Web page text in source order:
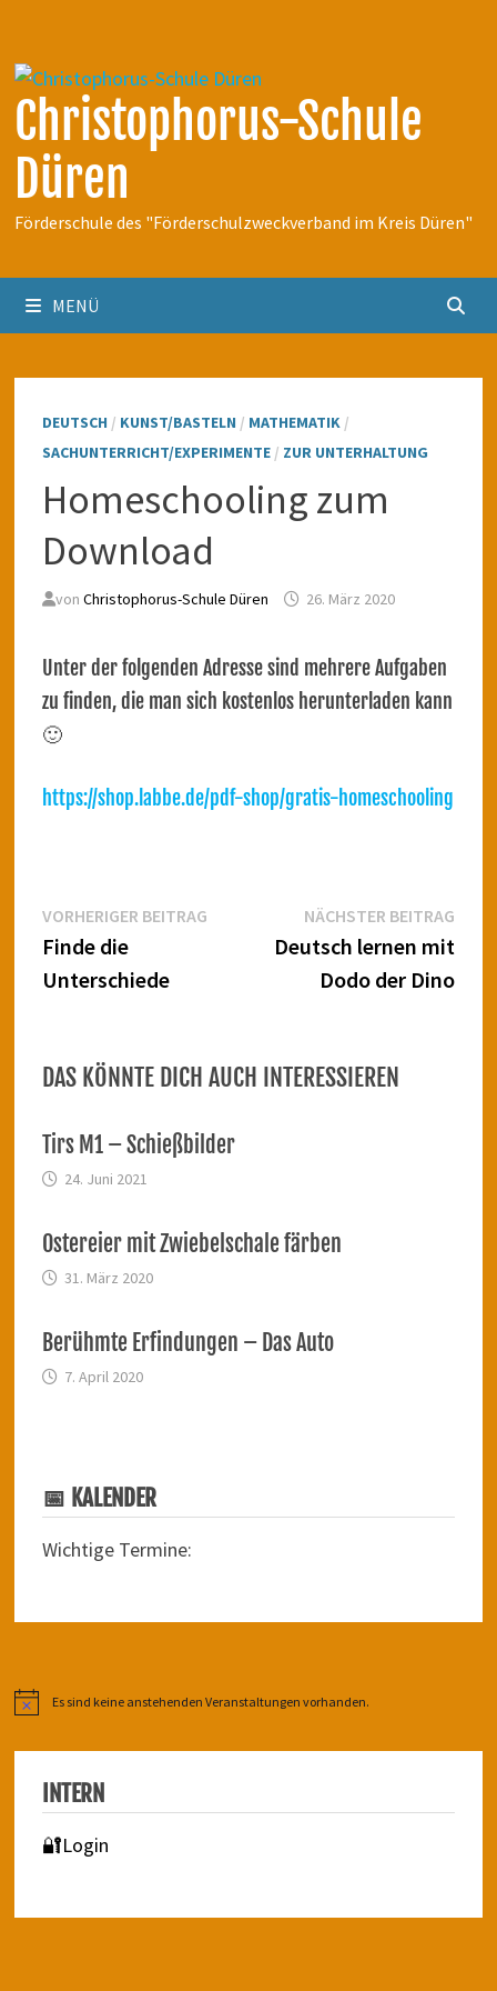
springen
Christophorus-Schule
Düren
Förderschule des "Förderschulzweckverband im Kreis Düren"
MENÜ
DEUTSCH / KUNST/BASTELN / MATHEMATIK/
SACHUNTERRICHT/EXPERIMENTE/ ZUR UNTERHALTUNG
Homeschooling zum
Download
von Christophorus-Schule Düren 26. März 2020
Unter der folgenden Adresse sind mehrere Aufgaben
zu finden, die man sich kostenlos herunterladen kann
🙂
https://shop.labbe.de/pdf-shop/gratis-homeschooling
Beitragsnavigation
VORHERIGER BEITRAGVorheriger
Finde die
Unterschiede
NÄCHSTER BEITRAG
Deutsch lernen mit
Dodo der Dino
DAS KÖNNTE DICH AUCH INTERESSIEREN
Tirs M1 – Schießbilder
24. Juni 2021
Ostereier mit Zwiebelschale färben
31. März 2020
Berühmte Erfindungen – Das Auto
7. April 2020
📅 KALENDER
Wichtige Termine:
HinweisEs sind keine anstehenden Veranstaltungen vorhanden.
INTERN
🔐Login